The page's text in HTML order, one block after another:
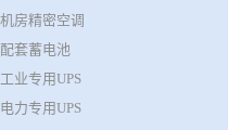
机房精密空调
配套蓄电池
工业专用UPS
电力专用UPS